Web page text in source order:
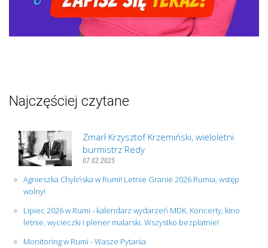
Najczęściej czytane
Zmarł Krzysztof Krzemiński, wieloletni
burmistrz Redy
07.02.2025
Agnieszka Chylińska w Rumi! Letnie Granie 2026 Rumia, wstęp
wolny!
Lipiec 2026 w Rumi - kalendarz wydarzeń MDK. Koncerty, kino
letnie, wycieczki i plener malarski. Wszystko bezpłatnie!
Monitoring w Rumi - Wasze Pytania